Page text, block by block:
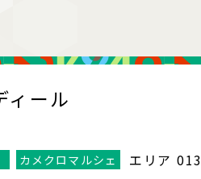
ィール
カメクロマルシェ エリア 013